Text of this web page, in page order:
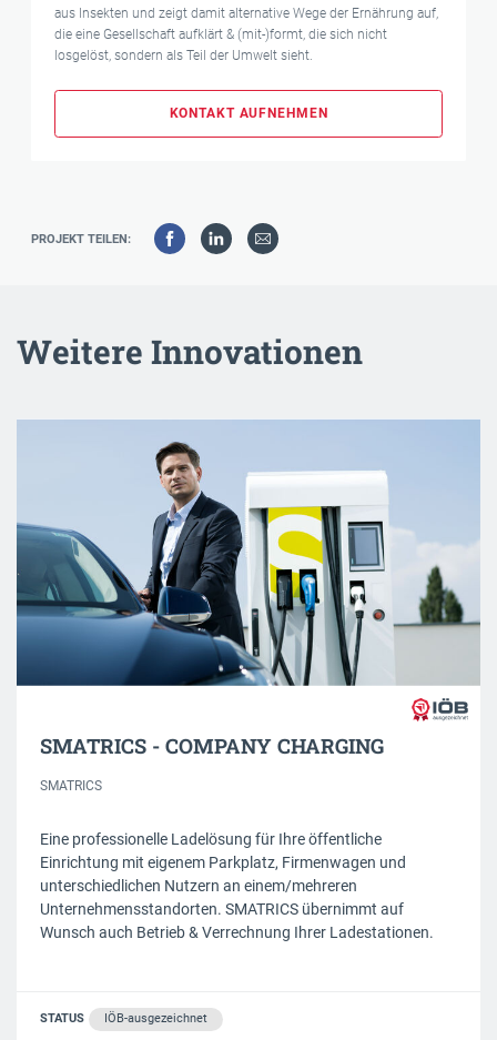
aus Insekten und zeigt damit alternative Wege der Ernährung auf,
die eine Gesellschaft aufklärt & (mit-)formt, die sich nicht
losgelöst, sondern als Teil der Umwelt sieht.
KONTAKT AUFNEHMEN
PROJEKT TEILEN:
Weitere Innovationen
SMATRICS - COMPANY CHARGING
SMATRICS
Eine professionelle Ladelösung für Ihre öffentliche
Einrichtung mit eigenem Parkplatz, Firmenwagen und
unterschiedlichen Nutzern an einem/mehreren
Unternehmensstandorten. SMATRICS übernimmt auf
Wunsch auch Betrieb & Verrechnung Ihrer Ladestationen.
STATUS IÖB-ausgezeichnet